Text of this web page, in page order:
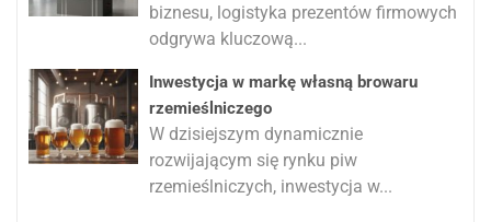
biznesu, logistyka prezentów firmowych
odgrywa kluczową...
Inwestycja w markę własną browaru
rzemieślniczego
W dzisiejszym dynamicznie
rozwijającym się rynku piw
rzemieślniczych, inwestycja w...